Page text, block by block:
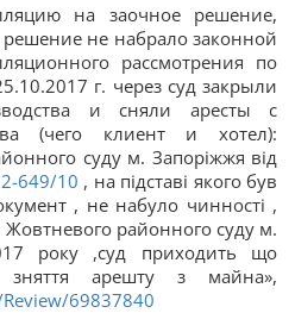
на заочное решение,
решение не набрало законной
рассмотрения по
г. через суд закрыли
и сняли аресты с
(чего клиент и хотел):
суду м. Запоріжжя від
2-649/10 , на підставі якого був
, не набуло чинності ,
районного суду м.
року ,суд приходить що
зняття арешту з майна»,
69837840